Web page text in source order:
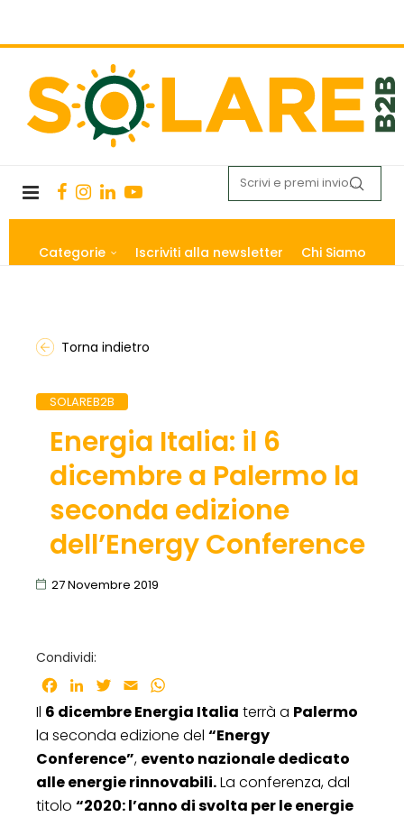
Categorie Iscriviti alla newsletter Chi Siamo
Torna indietro
SOLAREB2B
Energia Italia: il 6
dicembre a Palermo la
seconda edizione
dell’Energy Conference
27 Novembre 2019
Condividi:
Facebook
LinkedInTwitter
Email
Il 6 dicembre Energia Italia terrà a Palermo
la seconda edizione del “Energy
Conference”, evento nazionale dedicato
alle energie rinnovabili.La conferenza, dal
titolo “2020: l’anno di svolta per le energie